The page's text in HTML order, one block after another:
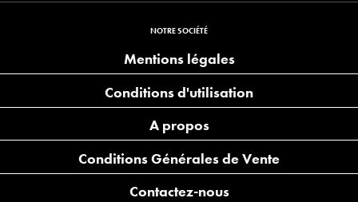
NOTRE SOCIÉTÉ
Mentions légales
Conditions d'utilisation
A propos
Conditions Générales de Vente
Contactez-nous